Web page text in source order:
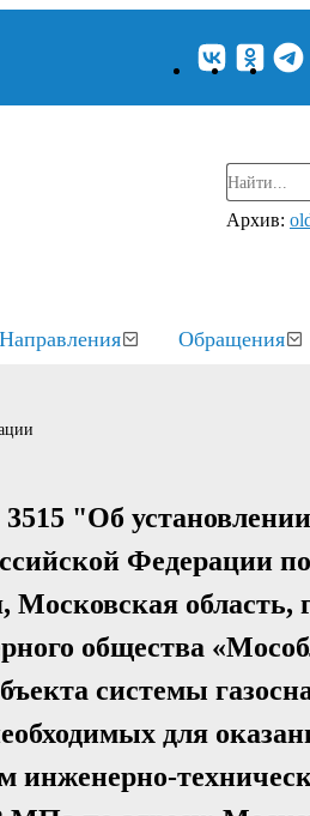
Архив:
Направления Обращения
"Об
Федерации
область,
общества
системы
для
инженерно-